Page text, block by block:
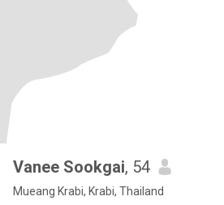
Vanee Sookgai, 54
Mueang Krabi, Krabi, Thailand